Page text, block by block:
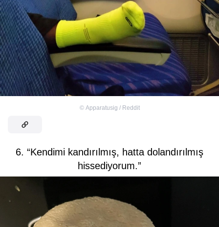
© Apparatusig / Reddit
6. “Kendimi kandırılmış, hatta dolandırılmış
hissediyorum.”